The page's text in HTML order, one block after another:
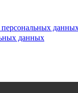
данных